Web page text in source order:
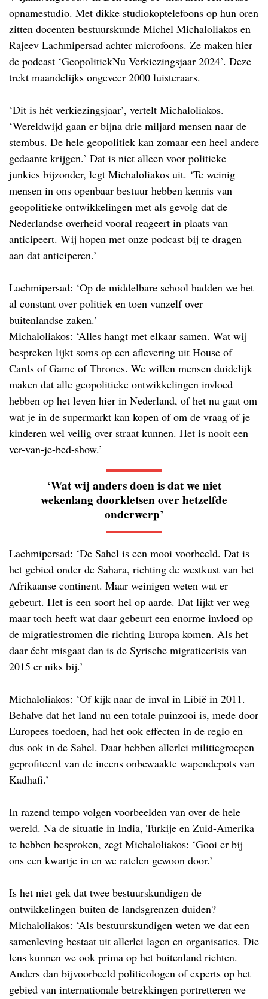
opnamestudio. Met dikke studiokoptelefoons op hun oren
zitten docenten bestuurskunde Michel Michaloliakos en
Rajeev Lachmipersad achter microfoons. Ze maken hier
de podcast ‘GeopolitiekNu Verkiezingsjaar 2024’. Deze
trekt maandelijks ongeveer 2000 luisteraars.
‘Dit is hét verkiezingsjaar’, vertelt Michaloliakos.
‘Wereldwijd gaan er bijna drie miljard mensen naar de
stembus. De hele geopolitiek kan zomaar een heel andere
gedaante krijgen.’ Dat is niet alleen voor politieke
junkies bijzonder, legt Michaloliakos uit. ‘Te weinig
mensen in ons openbaar bestuur hebben kennis van
geopolitieke ontwikkelingen met als gevolg dat de
Nederlandse overheid vooral reageert in plaats van
anticipeert. Wij hopen met onze podcast bij te dragen
aan dat anticiperen.’
Lachmipersad: ‘Op de middelbare school hadden we het
al constant over politiek en toen vanzelf over
buitenlandse zaken.’
Michaloliakos: ‘Alles hangt met elkaar samen. Wat wij
bespreken lijkt soms op een aflevering uit House of
Cards of Game of Thrones. We willen mensen duidelijk
maken dat alle geopolitieke ontwikkelingen invloed
hebben op het leven hier in Nederland, of het nu gaat om
wat je in de supermarkt kan kopen of om de vraag of je
kinderen wel veilig over straat kunnen. Het is nooit een
ver-van-je-bed-show.’
‘Wat wij anders doen is dat we niet
wekenlang doorkletsen over hetzelfde
onderwerp’
Lachmipersad: ‘De Sahel is een mooi voorbeeld. Dat is
het gebied onder de Sahara, richting de westkust van het
Afrikaanse continent. Maar weinigen weten wat er
gebeurt. Het is een soort hel op aarde. Dat lijkt ver weg
maar toch heeft wat daar gebeurt een enorme invloed op
de migratiestromen die richting Europa komen. Als het
daar écht misgaat dan is de Syrische migratiecrisis van
2015 er niks bij.’
Michaloliakos: ‘Of kijk naar de inval in Libië in 2011.
Behalve dat het land nu een totale puinzooi is, mede door
Europees toedoen, had het ook effecten in de regio en
dus ook in de Sahel. Daar hebben allerlei militiegroepen
geprofiteerd van de ineens onbewaakte wapendepots van
Kadhafi.’
In razend tempo volgen voorbeelden van over de hele
wereld. Na de situatie in India, Turkije en Zuid-Amerika
te hebben besproken, zegt Michaloliakos: ‘Gooi er bij
ons een kwartje in en we ratelen gewoon door.’
Is het niet gek dat twee bestuurskundigen de
ontwikkelingen buiten de landsgrenzen duiden?
Michaloliakos: ‘Als bestuurskundigen weten we dat een
samenleving bestaat uit allerlei lagen en organisaties. Die
lens kunnen we ook prima op het buitenland richten.
Anders dan bijvoorbeeld politicologen of experts op het
gebied van internationale betrekkingen portretteren we